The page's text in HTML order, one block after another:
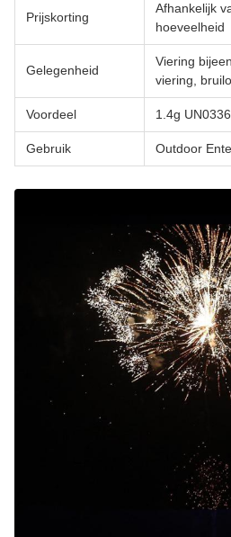
Prijskorting
Afhankelijk
hoeveelheid
Gelegenheid
Viering
viering,
Voordeel 1.4g
Gebruik Outdoor